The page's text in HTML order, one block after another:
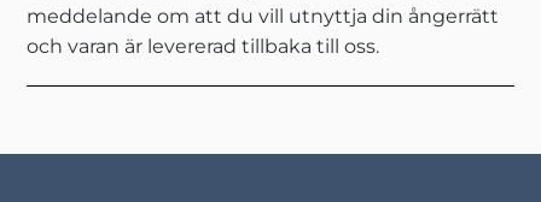
meddelande om att du vill utnyttja din ångerrätt
och varan är levererad tillbaka till oss.